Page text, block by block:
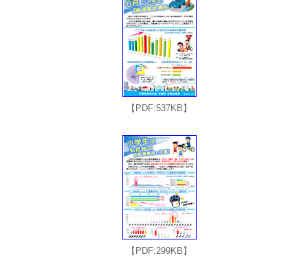
【PDF:537KB】
【PDF:299KB】